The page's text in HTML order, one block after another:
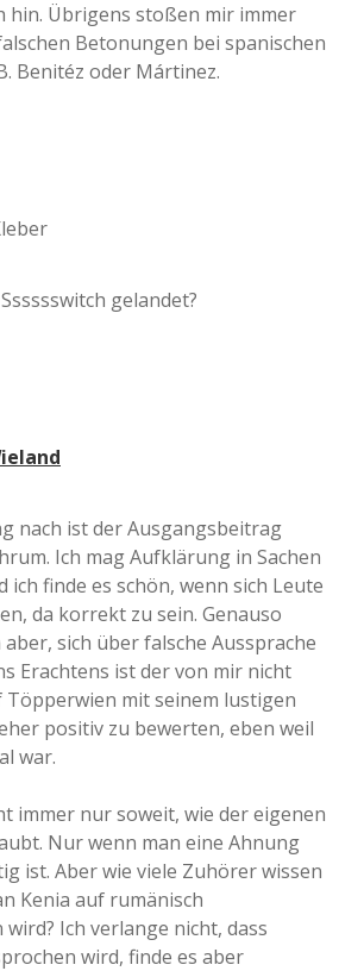
hin. Übrigens stoßen mir immer
Betonungen bei spanischen
Benitéz oder Mártinez.
gelandet?
nach ist der Ausgangsbeitrag
Ich mag Aufklärung in Sachen
ich finde es schön, wenn sich Leute
da korrekt zu sein. Genauso
sich über falsche Aussprache
Erachtens ist der von mir nicht
Töpperwien mit seinem lustigen
positiv zu bewerten, eben weil
war.
immer nur soweit, wie der eigenen
Nur wenn man eine Ahnung
ist. Aber wie viele Zuhörer wissen
Kenia auf rumänisch
Ich verlange nicht, dass
wird, finde es aber